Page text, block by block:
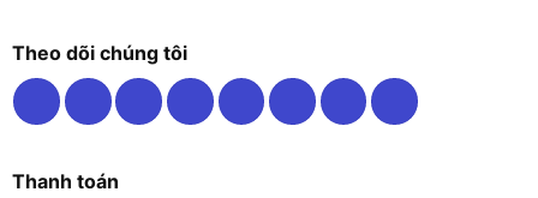
Theo dõi chúng tôi
Thanh toán